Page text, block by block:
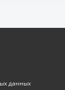
данных